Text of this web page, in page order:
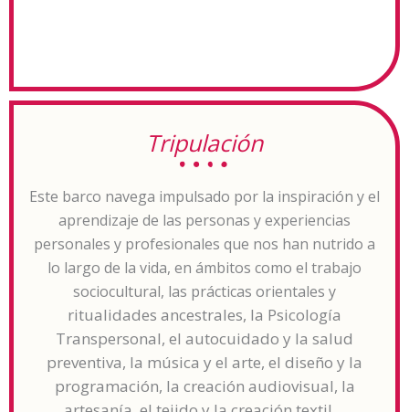
Tripulación
Este barco navega impulsado por la inspiración y el
aprendizaje de las personas y experiencias
personales y profesionales que nos han nutrido a
lo largo de la vida, en ámbitos como el trabajo
sociocultural, las prácticas orientales y
ritualidades ancestrales, la Psicología
Transpersonal, el autocuidado y la salud
preventiva, la música y el arte, el diseño y la
programación, la creación audiovisual, la